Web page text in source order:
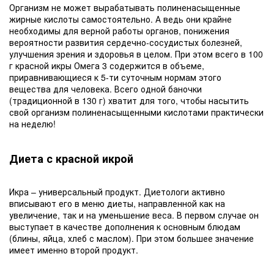
Организм не может вырабатывать полиненасыщенные
жирные кислоты самостоятельно. А ведь они крайне
необходимы для верной работы органов, понижения
вероятности развития сердечно-сосудистых болезней,
улучшения зрения и здоровья в целом. При этом всего в 100
г красной икры Омега 3 содержится в объеме,
приравнивающиеся к 5-ти суточным нормам этого
вещества для человека. Всего одной баночки
(традиционной в 130 г) хватит для того, чтобы насытить
свой организм полиненасыщенными кислотами практически
на неделю!
Диета с красной икрой
Икра – универсальный продукт. Диетологи активно
вписывают его в меню диеты, направленной как на
увеличение, так и на уменьшение веса. В первом случае он
выступает в качестве дополнения к основным блюдам
(блины, яйца, хлеб с маслом). При этом большее значение
имеет именно второй продукт.